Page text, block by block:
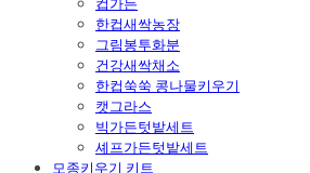
한컵새싹농장
그림봉투화분
건강새싹채소
한컵쑥쑥 콩나물키우기
캣그라스
빅가든텃밭세트
셰프가든텃밭세트
모종키우기 키트